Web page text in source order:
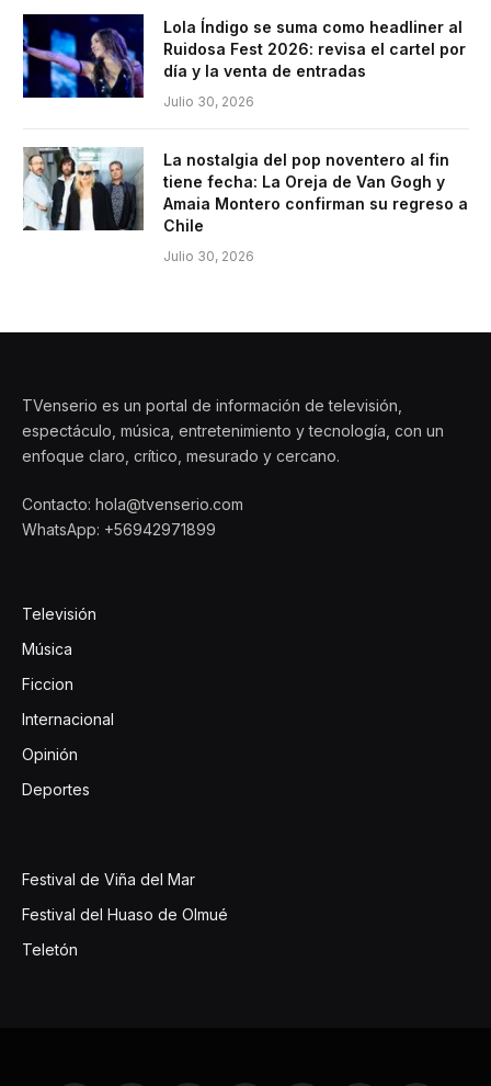
Lola Índigo se suma como headliner al
Ruidosa Fest 2026: revisa el cartel por
día y la venta de entradas
Julio 30, 2026
La nostalgia del pop noventero al fin
tiene fecha: La Oreja de Van Gogh y
Amaia Montero confirman su regreso a
Chile
Julio 30, 2026
TVenserio es un portal de información de televisión,
espectáculo, música, entretenimiento y tecnología, con un
enfoque claro, crítico, mesurado y cercano.
Contacto: hola@tvenserio.com
WhatsApp: +56942971899
Televisión
Música
Ficcion
Internacional
Opinión
Deportes
Festival de Viña del Mar
Festival del Huaso de Olmué
Teletón